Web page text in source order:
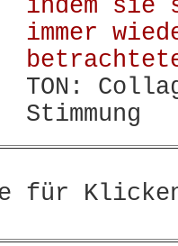
indem sie
immer
TON:
Stimmung
für